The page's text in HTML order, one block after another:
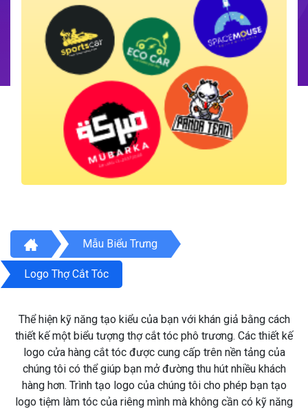
Mẫu Biểu Trưng
Logo Thợ Cắt Tóc
Thể hiện kỹ năng tạo kiểu của bạn với khán giả bằng cách
thiết kế một biểu tượng thợ cắt tóc phô trương. Các thiết kế
logo cửa hàng cắt tóc được cung cấp trên nền tảng của
chúng tôi có thể giúp bạn mở đường thu hút nhiều khách
hàng hơn. Trình tạo logo của chúng tôi cho phép bạn tạo
logo tiệm làm tóc của riêng mình mà không cần có kỹ năng